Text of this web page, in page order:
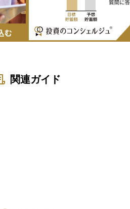
関連ガイド